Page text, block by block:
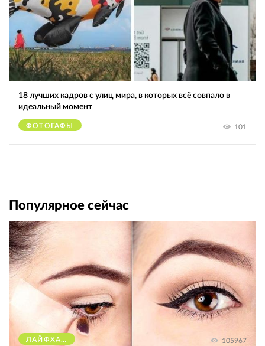
18 лучших кадров с улиц мира, в которых всё совпало в
идеальный момент
ФОТОГАФЫ 101
Популярное сейчас
ЛАЙФХАКИ 105967